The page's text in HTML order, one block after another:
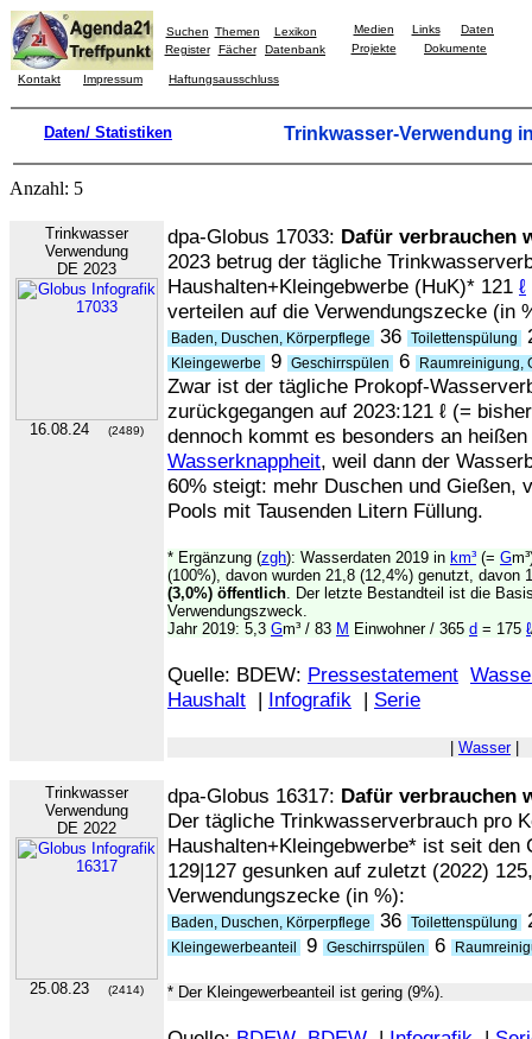
Suchen Themen
Lexikon
Register
Fächer Datenbank
Medien Links
Daten
Projekte
Dokumente
Kontakt Impressum Haftungsausschluss
Daten/ Statistiken Trinkwasser-Verwendung
Anzahl: 5
Trinkwasser
Verwendung
DE 2023
16.08.24 (2489)
dpa-Globus 17033: Dafür verbrauchen
2023 betrug der tägliche
Haushalten+Kleingebwerbe (HuK)* 121 ℓ
verteilen auf die Verwendungszecke (in
Baden, Duschen, Körperpflege 36 Toilettenspülung
Kleingewerbe 9 Geschirrspülen 6 Raumreinigung,
Zwar ist der tägliche Prokopf-
zurückgegangen auf 2023:121 ℓ (=
dennoch kommt es besonders an
Wasserknappheit, weil dann der
60% steigt: mehr Duschen und Gießen,
Pools mit Tausenden Litern Füllung.
* Ergänzung (zgh): Wasserdaten 2019 in km³ (= G
(100%), davon wurden 21,8 (12,4%) genutzt,
(3,0%) öffentlich. Der letzte Bestandteil ist die
Verwendungszweck.
Jahr 2019: 5,3 Gm³ / 83 M Einwohner / 365 d = 175 ℓ
Quelle: BDEW: Pressestatement
Haushalt | Infografik | Serie
Wasser|
Trinkwasser
Verwendung
DE 2022
25.08.23 (2414)
dpa-Globus 16317: Dafür verbrauchen
Der tägliche Trinkwasserverbrauch pro
Haushalten+Kleingebwerbe* ist seit den
129|127 gesunken auf zuletzt (2022)
Verwendungszecke (in %):
Baden, Duschen, Körperpflege 36 Toilettenspülung
Kleingewerbeanteil 9 Geschirrspülen 6
* Der Kleingewerbeanteil ist gering (9%).